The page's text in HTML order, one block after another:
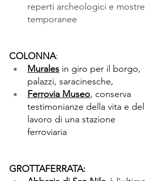
reperti archeologici e mostre
temporanee
COLONNA:
Murales in giro per il borgo,
palazzi, saracinesche,
Ferrovia Museo, conserva
testimonianze della vita e del
lavoro di una stazione
ferroviaria
GROTTAFERRATA: